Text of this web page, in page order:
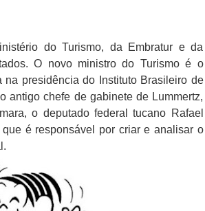
do Turismo, da Embratur e da
O novo ministro do Turismo é o
presidência do Instituto Brasileiro de
antigo chefe de gabinete de Lummertz,
o deputado federal tucano Rafael
é responsável por criar e analisar o